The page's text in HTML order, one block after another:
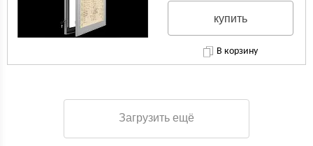
купить
В корзину
Загрузить ещё